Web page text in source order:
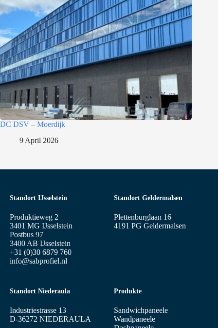
DC DSV – Moerdijk
9 April 2026
Standort IJsselstein
Produktieweg 2
3401 MG IJsselstein
Postbus 97
3400 AB IJsselstein
+31 (0)30 6879 760
info@sabprofiel.nl
Produkte
Sandwichpaneele
Wandpaneele
Standort Geldermalsen
Plettenburglaan 16
4191 PG Geldermalsen
Standort Niederaula
Industriestrasse 13
D-36272 NIEDERAULA